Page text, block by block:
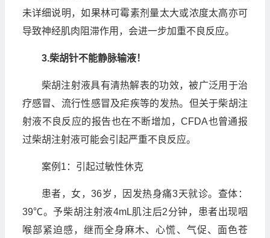
未详细说明，如果林可霉素剂量太大或浓度太高亦可
导致神经肌肉阻滞作用，会进一步加重不良反应。
3.柴胡针不能静脉输液！
柴胡注射液具有清热解表的功效，被广泛用于治
疗感冒、流行性感冒及疟疾等的发热。但关于柴胡注
射液不良反应的报告也在不断增加，CFDA也曾通报
过柴胡注射液可能会引起严重不良反应。
案例1：引起过敏性休克
患者，女，36岁，因发热身痛3天就诊。查体：
39℃。予柴胡注射液4mL肌注后2分钟，患者出现咽
喉部紧迫感，继而全身麻木、心慌、气促、面色苍